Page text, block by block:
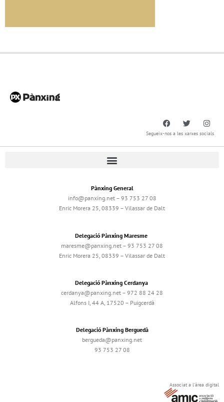
Segueix-nos a les xarxes socials
Pànxing General
info@panxing.net – 93 753 27 08
Enric Morera 25, 08339 – Vilassar de Dalt
Delegació Pànxing Maresme
maresme@panxing.net – 93 753 27 08
Enric Morera 25, 08339 – Vilassar de Dalt
Delegació Pànxing Cerdanya
cerdanya@panxing.net – 972 88 24 28
Alfons I, 44 A, 17520 – Puigcerdà
Delegació Pànxing Berguedà
bergueda@panxing.net
93 753 27 08
Associat a l'àrea digital